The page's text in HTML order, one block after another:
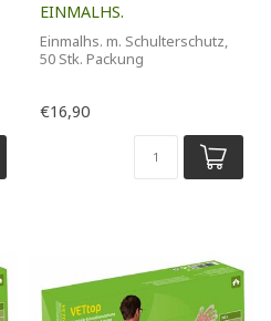
EINMALHS.
Einmalhs. m. Schulterschutz,
50 Stk. Packung
€16,90